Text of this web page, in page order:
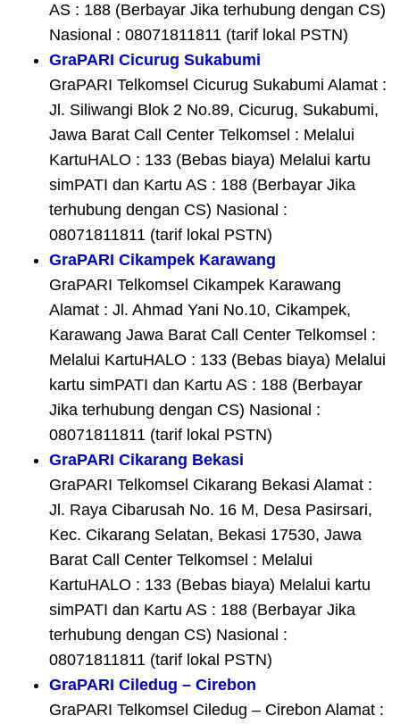
AS : 188 (Berbayar Jika terhubung dengan CS)
Nasional : 08071811811 (tarif lokal PSTN)
GraPARI Cicurug Sukabumi
GraPARI Telkomsel Cicurug Sukabumi Alamat :
Jl. Siliwangi Blok 2 No.89, Cicurug, Sukabumi,
Jawa Barat Call Center Telkomsel : Melalui
KartuHALO : 133 (Bebas biaya) Melalui kartu
simPATI dan Kartu AS : 188 (Berbayar Jika
terhubung dengan CS) Nasional :
08071811811 (tarif lokal PSTN)
GraPARI Cikampek Karawang
GraPARI Telkomsel Cikampek Karawang
Alamat : Jl. Ahmad Yani No.10, Cikampek,
Karawang Jawa Barat Call Center Telkomsel :
Melalui KartuHALO : 133 (Bebas biaya) Melalui
kartu simPATI dan Kartu AS : 188 (Berbayar
Jika terhubung dengan CS) Nasional :
08071811811 (tarif lokal PSTN)
GraPARI Cikarang Bekasi
GraPARI Telkomsel Cikarang Bekasi Alamat :
Jl. Raya Cibarusah No. 16 M, Desa Pasirsari,
Kec. Cikarang Selatan, Bekasi 17530, Jawa
Barat Call Center Telkomsel : Melalui
KartuHALO : 133 (Bebas biaya) Melalui kartu
simPATI dan Kartu AS : 188 (Berbayar Jika
terhubung dengan CS) Nasional :
08071811811 (tarif lokal PSTN)
GraPARI Ciledug – Cirebon
GraPARI Telkomsel Ciledug – Cirebon Alamat :